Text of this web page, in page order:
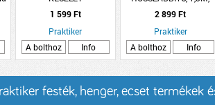
DELTACSISZOLÓHOZ 105
MM 6 RÉSZES
1 599 Ft
Praktiker
A bolthoz
Info
TELESZKÓPOS
ACÉL,HENGERHEZ
2 899 Ft
Praktiker
A bolthoz
Info
festék, henger, ecset termékek